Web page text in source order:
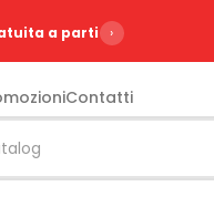
a partire da 99€
›
Contatti